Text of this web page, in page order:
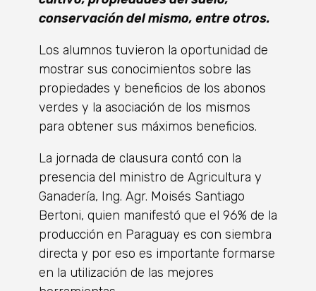
conservación del mismo, entre otros.
Los alumnos tuvieron la oportunidad de
mostrar sus conocimientos sobre las
propiedades y beneficios de los abonos
verdes y la asociación de los mismos
para obtener sus máximos beneficios.
La jornada de clausura contó con la
presencia del ministro de Agricultura y
Ganadería, Ing. Agr. Moisés Santiago
Bertoni, quien manifestó que el 96% de la
producción en Paraguay es con siembra
directa y por eso es importante formarse
en la utilización de las mejores